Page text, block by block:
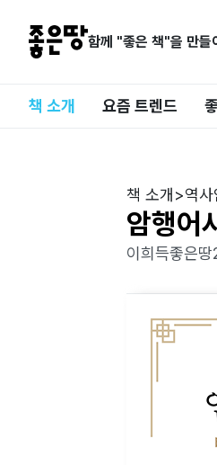
함께 "좋은 책"을 만들
책 소개 요즘 트렌드
책 소개 >역사
암행어
이희득좋은땅